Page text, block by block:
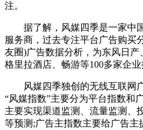
注。
据了解，风媒四季是一家中
服务商，过去专注平台广告购买
友圈)广告数据分析，为东风日
格里拉酒店、畅游等100多家企业
风媒四季独创的无线互联网
“风媒指数”主要分为平台指数和
主要实现渠道监测、流量监测、
等预测;广告主指数主要给广告主